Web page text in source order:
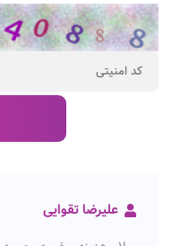
علیرضا تقوایی